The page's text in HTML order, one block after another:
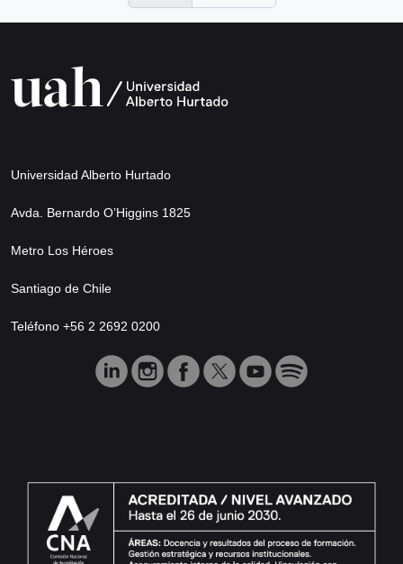
Universidad Alberto Hurtado
Avda. Bernardo O’Higgins 1825
Metro Los Héroes
Santiago de Chile
Teléfono +56 2 2692 0200